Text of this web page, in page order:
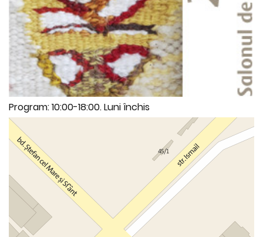
Program: 10:00-18:00. Luni închis